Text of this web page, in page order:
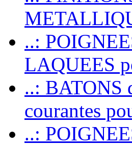
..:
LAQUEES
..: BATONS
courantes
..: